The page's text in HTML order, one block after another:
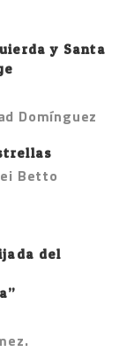
y Santa
Domínguez
Betto
del